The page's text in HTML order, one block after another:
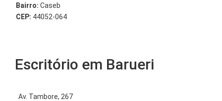
Bairro: Caseb
CEP: 44052-064
Escritório em Barueri
Av. Tambore, 267